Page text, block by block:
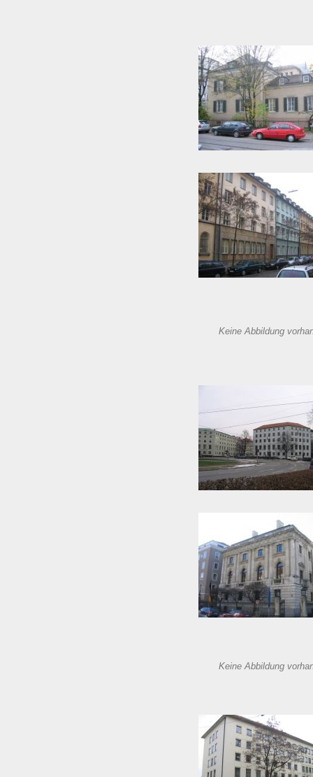
Keine Abbildung
Keine Abbildung